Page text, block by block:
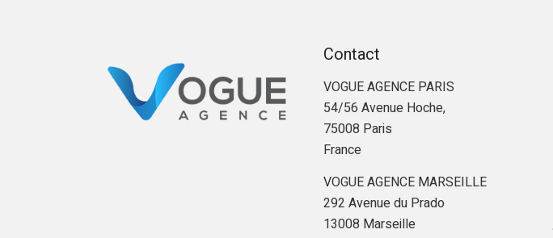
Contact
VOGUE AGENCE PARIS
54/56 Avenue Hoche,
75008 Paris
France
VOGUE AGENCE MARSEILLE
292 Avenue du Prado
13008 Marseille